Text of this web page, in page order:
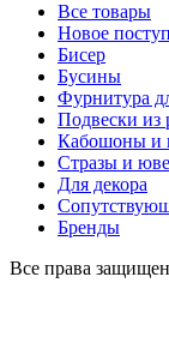
Все товары
Новое
Бисер
Бусины
Фурнитура
Подвески из
Кабошоны и
Стразы и
Для декора
Бренды
Все права